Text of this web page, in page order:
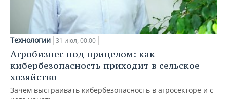
Технологии 31 июл, 00:00
Агробизнес под прицелом: как
кибербезопасность приходит в сельское
хозяйство
Зачем выстраивать кибербезопасность в агросекторе и с